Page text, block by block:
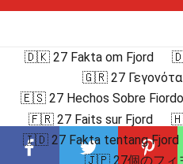
🇩🇰 27 Fakta om Fjord
🇬🇷 27 Γεγονότα
🇪🇸 27 Hechos Sobre Fiordo
🇫🇷 27 Faits sur Fjord
🇮🇩 27 Fakta tentang Fjord
🇯🇵 27個のフィ